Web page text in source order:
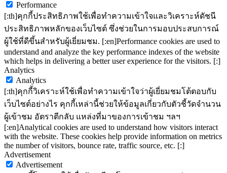
Performance
[:th]คุกกี้ประสิทธิภาพใช้เพื่อทำความเข้าใจและวิเคราะห์ดัชนี
ประสิทธิภาพหลักของเว็บไซต์ ซึ่งช่วยในการมอบประสบการณ์
ผู้ใช้ที่ดีขึ้นสำหรับผู้เยี่ยมชม. [:en]Performance cookies are used to
understand and analyze the key performance indexes of the website
which helps in delivering a better user experience for the visitors. [:]
Analytics
Analytics
[:th]คุกกี้วิเคราะห์ใช้เพื่อทำความเข้าใจว่าผู้เยี่ยมชมโต้ตอบกับ
เว็บไซต์อย่างไร คุกกี้เหล่านี้ช่วยให้ข้อมูลเกี่ยวกับตัวชี้วัดจำนวน
ผู้เข้าชม อัตราตีกลับ แหล่งที่มาของการเข้าชม ฯลฯ
[:en]Analytical cookies are used to understand how visitors interact
with the website. These cookies help provide information on metrics
the number of visitors, bounce rate, traffic source, etc. [:]
Advertisement
Advertisement